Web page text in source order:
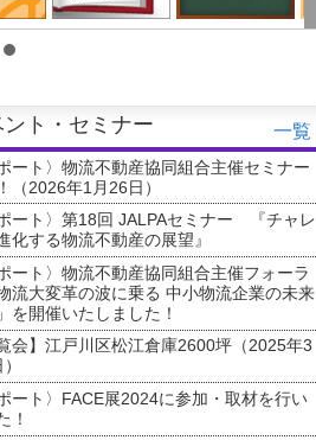
ント・セミナー 一覧
ート〉物流不動産協同組合主催セミナー
（2026年1月26日）
ポート〉第18回 JALPAセミナー 『チャレ
化する物流不動産の展望』
ート〉物流不動産協同組合主催フォーラ
流大変革の波に乗る 中小物流企業の未来
を開催いたしました！
覧会】江戸川区松江倉庫2600坪（2025年3
ート〉FACE展2024に参加・取材を行い
！